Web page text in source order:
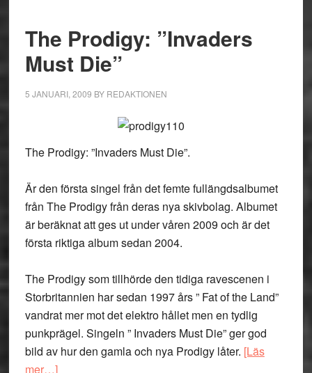
Antony
And
The
Johnsons
The Prodigy: ”Invaders
Must Die”
5 JANUARI, 2009 BY REDAKTIONEN
The Prodigy: ”Invaders Must Die”.
Är den första singel från det femte fullängdsalbumet
från The Prodigy från deras nya skivbolag. Albumet
är beräknat att ges ut under våren 2009 och är det
första riktiga album sedan 2004.
The Prodigy som tillhörde den tidiga ravescenen i
Storbritannien har sedan 1997 års ” Fat of the Land”
vandrat mer mot det elektro hållet men en tydlig
punkprägel. Singeln ” Invaders Must Die” ger god
bild av hur den gamla och nya Prodigy låter. [Läs
mer…]om